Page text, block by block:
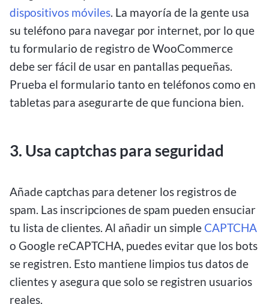
dispositivos móviles. La mayoría de la gente usa
su teléfono para navegar por internet, por lo que
tu formulario de registro de WooCommerce
debe ser fácil de usar en pantallas pequeñas.
Prueba el formulario tanto en teléfonos como en
tabletas para asegurarte de que funciona bien.
3. Usa captchas para seguridad
Añade captchas para detener los registros de
spam. Las inscripciones de spam pueden ensuciar
tu lista de clientes. Al añadir un simple CAPTCHA
o Google reCAPTCHA, puedes evitar que los bots
se registren. Esto mantiene limpios tus datos de
clientes y asegura que solo se registren usuarios
reales.